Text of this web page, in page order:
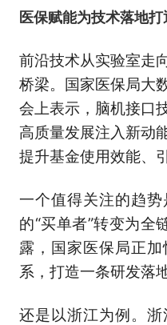
医保赋能为技术落地打
前沿技术从实验室走
桥梁。国家医保局大
会上表示，脑机接口
高质量发展注入新动
提升基金使用效能、
一个值得关注的趋
的“买单者”转变为全
露，国家医保局正
系，打造一条研发落
还是以浙江为例。